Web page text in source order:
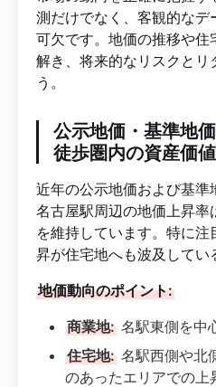
測だけでなく、客観的なデ
可欠です。地価の推移や住
解き、将来的なリスクとリ
う。
公示地価・基準地
徒歩圏内の資産価
近年の公示地価および基準
名古屋駅周辺の地価上昇
を維持しています。特に
昇が住宅地へも波及してい
地価動向のポイント:
商業地: 名駅東側を中
住宅地: 名駅西側や北
のあったエリアでの上